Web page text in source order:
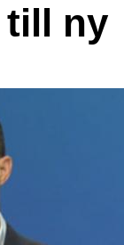
till ny